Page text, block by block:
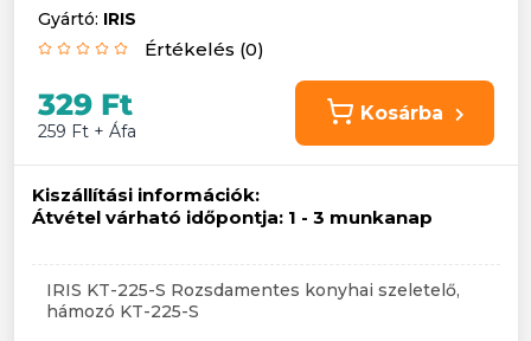
Gyártó: IRIS
Értékelés (0)
329 Ft
259 Ft + Áfa
Kosárba
Kiszállítási információk:
Átvétel várható időpontja: 1 - 3 munkanap
IRIS KT-225-S Rozsdamentes konyhai szeletelő,
hámozó KT-225-S